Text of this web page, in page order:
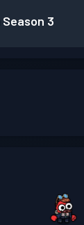
Season 3